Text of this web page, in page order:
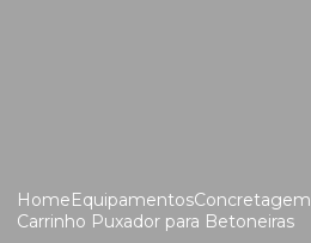
HomeEquipamentosConcretagem
Carrinho Puxador para Betoneiras